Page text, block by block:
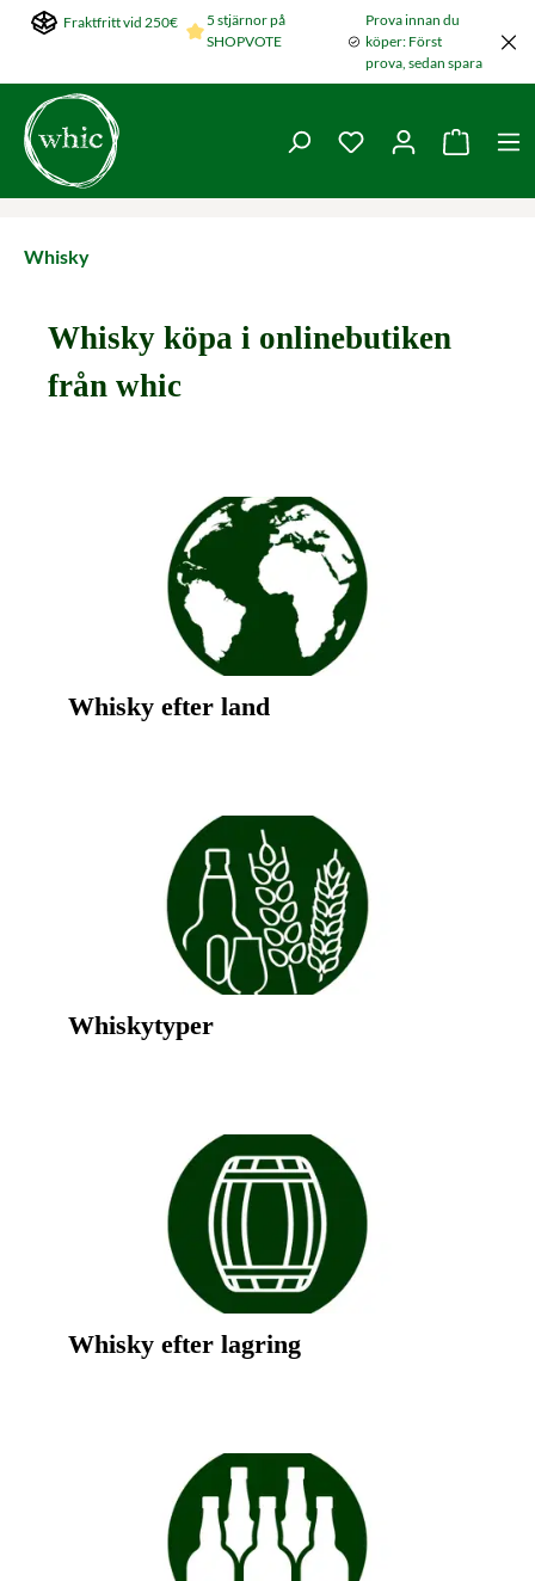
Hoppa till huvudinnehållet
Fraktfritt vid 250€
5 stjärnor på
SHOPVOTE
Prova innan du
köper: Först
prova, sedan spara
Du har 0 objekt i
Whisky
Whisky köpa i onlinebutiken
från whic
Whisky efter land
Whiskytyper
Whisky efter lagring